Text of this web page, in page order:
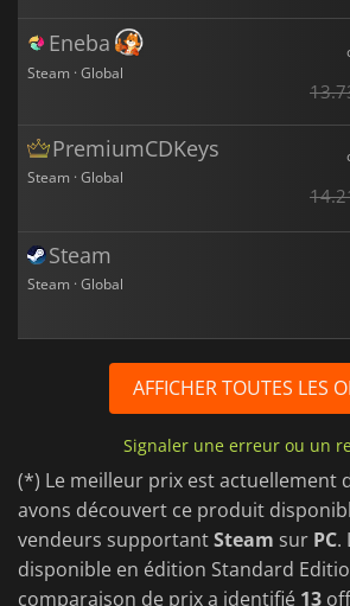
Eneba
Steam · Global
PremiumCDKeys
Steam · Global
Steam
Steam · Global
AFFICHER TOUTES LES
Signaler une erreur ou un
(*) Le meilleur prix est actuellement
avons découvert ce produit
vendeurs supportantSteam sur PC.
disponible en édition Standard
comparaison de prix a identifié 13